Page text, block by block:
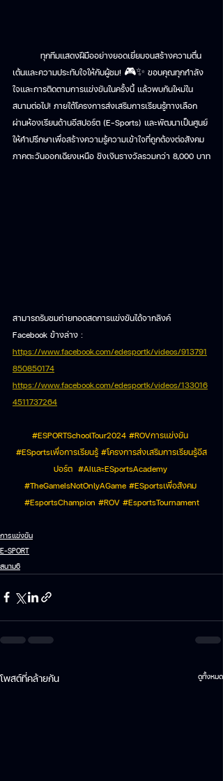
เต้นและความประทับใจให้กับผู้ชม! 🎮✨ ขอบคุณทุกกำลัง
ใจและการติดตามการแข่งขันในครั้งนี้ แล้วพบกันใหม่ใน
สนามต่อไป! ภายใต้โครงการส่งเสริมการเรียนรู้ทางเลือก
ผ่านห้องเรียนด้านอีสปอร์ต (E-Sports) และพัฒนาเป็นศูนย์
ให้คำปรึกษาเพื่อสร้างความรู้ความเข้าใจที่ถูกต้องต่อสังคม
ภาคตะวันออกเฉียงเหนือ ชิงเงินรางวัลรวมกว่า 8,000 บาท
สามารถรับชมถ่ายทอดสดการแข่งขันได้จากลิงค์
Facebook ข้างล่าง :
https://www.facebook.com/edesportk/videos/913791
850850174
https://www.facebook.com/edesportk/videos/133016
4511737264
#ESPORTSchoolTour2024 #ROVการแข่งขัน
#ESportsเพื่อการเรียนรู้ #โครงการส่งเสริมการเรียนรู้อีส
ปอร์ต #AIและESportsAcademy
#TheGameIsNotOnlyAGame #ESportsเพื่อสังคม
#EsportsChampion #ROV #EsportsTournament
การแข่งขัน
E-SPORT
สนาม6
โพสต์ที่คล้ายกัน ดูทั้งหมด